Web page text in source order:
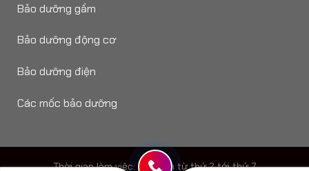
Bảo dưỡng gầm
Bảo dưỡng động cơ
Bảo dưỡng điện
Các mốc bảo dưỡng
Thời gian làm viêc: 8h - 18h từ thứ 2 tới thứ 7